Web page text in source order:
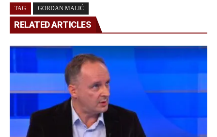
TAG GORDAN MALIĆ
RELATED ARTICLES